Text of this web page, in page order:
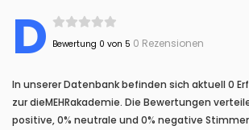
D Bewertung 0 von 5 0 Rezensionen
In unserer Datenbank befinden sich aktuell 0
zur dieMEHRakademie. Die Bewertungen
positive, 0% neutrale und 0% negative